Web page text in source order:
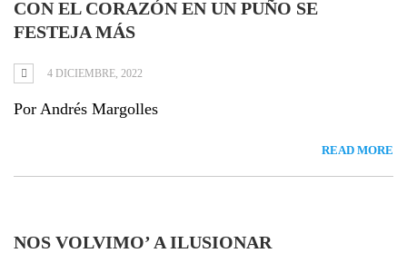
CON EL CORAZÓN EN UN PUÑO SE
FESTEJA MÁS
4 DICIEMBRE, 2022
Por Andrés Margolles
READ MORE
NOS VOLVIMO’ A ILUSIONAR